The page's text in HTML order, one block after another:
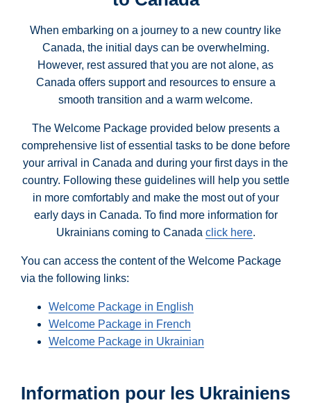
When embarking on a journey to a new country like
Canada, the initial days can be overwhelming.
However, rest assured that you are not alone, as
Canada offers support and resources to ensure a
smooth transition and a warm welcome.
The Welcome Package provided below presents a
comprehensive list of essential tasks to be done before
your arrival in Canada and during your first days in the
country. Following these guidelines will help you settle
in more comfortably and make the most out of your
early days in Canada. To find more information for
Ukrainians coming to Canada click here.
You can access the content of the Welcome Package
via the following links:
Welcome Package in English
Welcome Package in French
Welcome Package in Ukrainian
Information pour les Ukrainiens